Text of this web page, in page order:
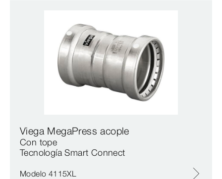
Viega MegaPress acople
Con tope
Tecnología Smart Connect
Modelo 4115XL